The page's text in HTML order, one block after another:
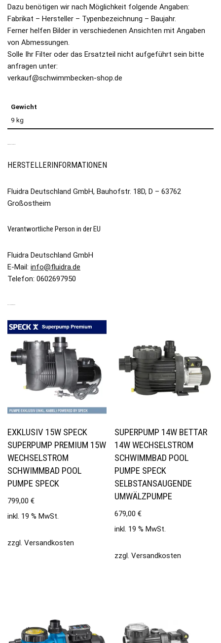
Dazu benötigen wir nach Möglichkeit folgende Angaben:
Fabrikat – Hersteller – Typenbezeichnung – Baujahr.
Ferner helfen Bilder in verschiedenen Ansichten mit Angaben
von Abmessungen.
Solle Ihr Filter oder das Ersatzteil nicht aufgeführt sein bitte
anfragen unter:
verkauf@schwimmbecken-shop.de
Gewicht
9 kg
HERSTELLERINFORMATIONEN
Fluidra Deutschland GmbH, Bauhofstr. 18D, D – 63762
Großostheim
Verantwortliche Person in der EU
Fluidra Deutschland GmbH
E-Mail: info@fluidra.de
Telefon: 0602697950
EXKLUSIV 15W SPECK
SUPERPUMP PREMIUM 15W
WECHSELSTROM
SCHWIMMBAD POOL
PUMPE SPECK
799,00 €
inkl. 19 % MwSt.
zzgl. Versandkosten
SUPERPUMP 14W BETTAR
14W WECHSELSTROM
SCHWIMMBAD POOL
PUMPE SPECK
SELBSTANSAUGENDE
UMWÄLZPUMPE
679,00€
inkl. 19 % MwSt.
zzgl.Versandkosten